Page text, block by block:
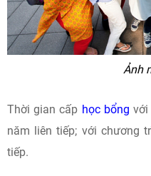
Ảnh
Thời gian cấp học bổng với
năm liên tiếp; với chương
tiếp.